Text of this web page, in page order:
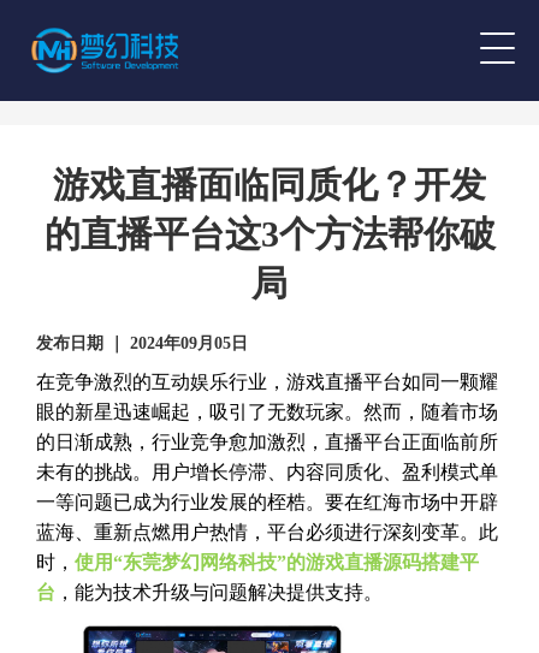
游戏直播面临同质化？开发
的直播平台这3个方法帮你破
局
发布日期 ｜ 2024年09月05日
在竞争激烈的互动娱乐行业，游戏直播平台如同一颗耀
眼的新星迅速崛起，吸引了无数玩家。然而，随着市场
的日渐成熟，行业竞争愈加激烈，直播平台正面临前所
未有的挑战。用户增长停滞、内容同质化、盈利模式单
一等问题已成为行业发展的桎梏。要在红海市场中开辟
蓝海、重新点燃用户热情，平台必须进行深刻变革。此
时， 使用“东莞梦幻网络科技”的游戏直播源码搭建平
台 ，能为技术升级与问题解决提供支持。